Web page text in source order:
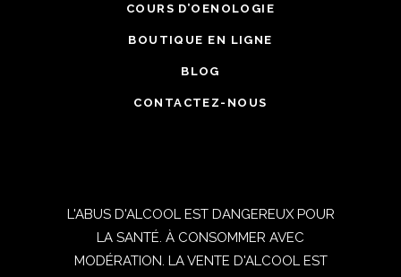
COURS D’OENOLOGIE
BOUTIQUE EN LIGNE
BLOG
CONTACTEZ-NOUS
L'ABUS D'ALCOOL EST DANGEREUX POUR
LA SANTÉ. À CONSOMMER AVEC
MODÉRATION. LA VENTE D'ALCOOL EST